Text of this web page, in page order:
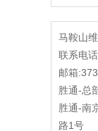
马鞍山
联系电
邮箱
胜通-总
胜通-南
路1号